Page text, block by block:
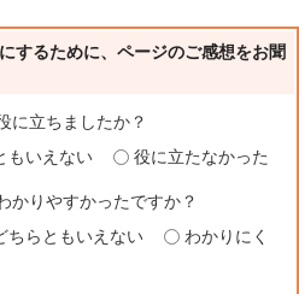
するために、ページのご感想をお聞
に立ちましたか？
もいえない 役に立たなかった
かりやすかったですか？
ちらともいえない
わかりにく